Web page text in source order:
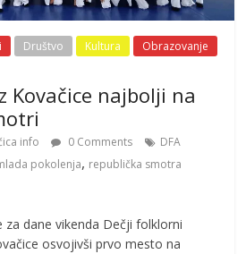
Društvo Kultura Obrazovanje
Kovačice najbolji na
info 0 Comments
DFA
pokolenja, republička smotra
za dane vikenda Dečji folklorni
osvojivši prvo mesto na